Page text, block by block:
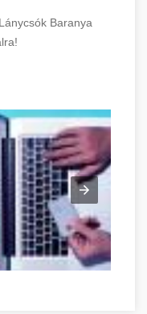
Baranya